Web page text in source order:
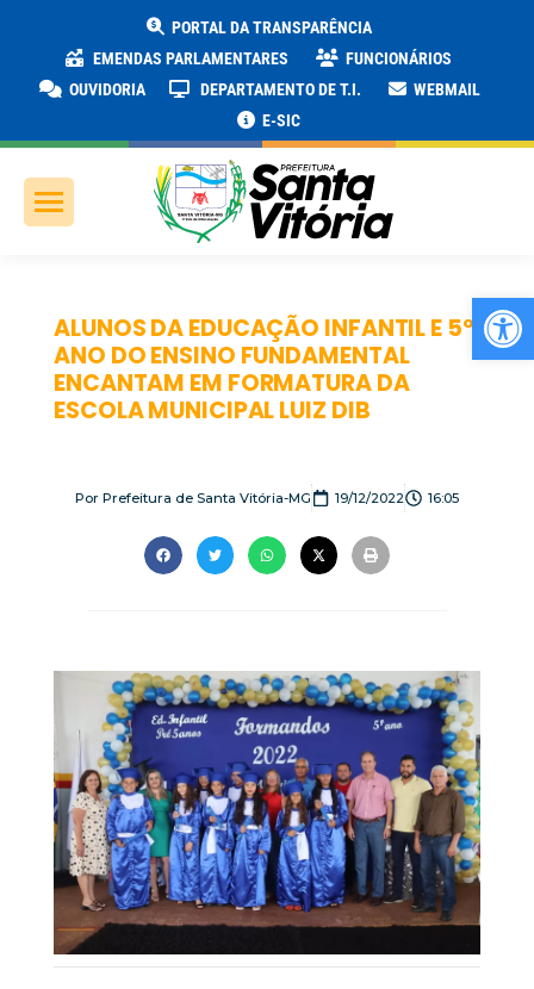
PORTAL DA TRANSPARÊNCIA
EMENDAS PARLAMENTARES
FUNCIONÁRIOS
OUVIDORIA
DEPARTAMENTO DE T.I.
WEBMAIL
E-SIC
ALUNOS DA EDUCAÇÃO INFANTIL E 5º
ANO DO ENSINO FUNDAMENTAL
ENCANTAM EM FORMATURA DA
ESCOLA MUNICIPAL LUIZ DIB
Por Prefeitura de Santa Vitória-MG 19/12/2022 16:05